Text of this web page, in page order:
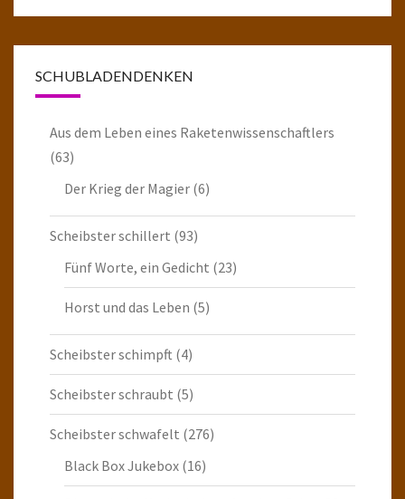
SCHUBLADENDENKEN
Aus dem Leben eines Raketenwissenschaftlers
(63)
Der Krieg der Magier (6)
Scheibster schillert (93)
Fünf Worte, ein Gedicht (23)
Horst und das Leben (5)
Scheibster schimpft (4)
Scheibster schraubt (5)
Scheibster schwafelt (276)
Black Box Jukebox (16)